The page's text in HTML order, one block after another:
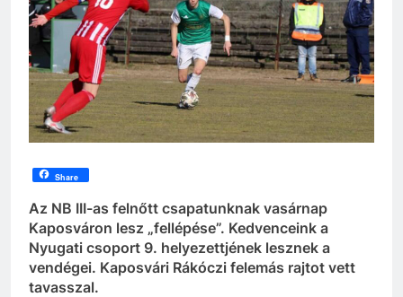
Share
Az NB III-as felnőtt csapatunknak vasárnap
Kaposváron lesz „fellépése”. Kedvenceink a
Nyugati csoport 9. helyezettjének lesznek a
vendégei. Kaposvári Rákóczi felemás rajtot vett
tavasszal.